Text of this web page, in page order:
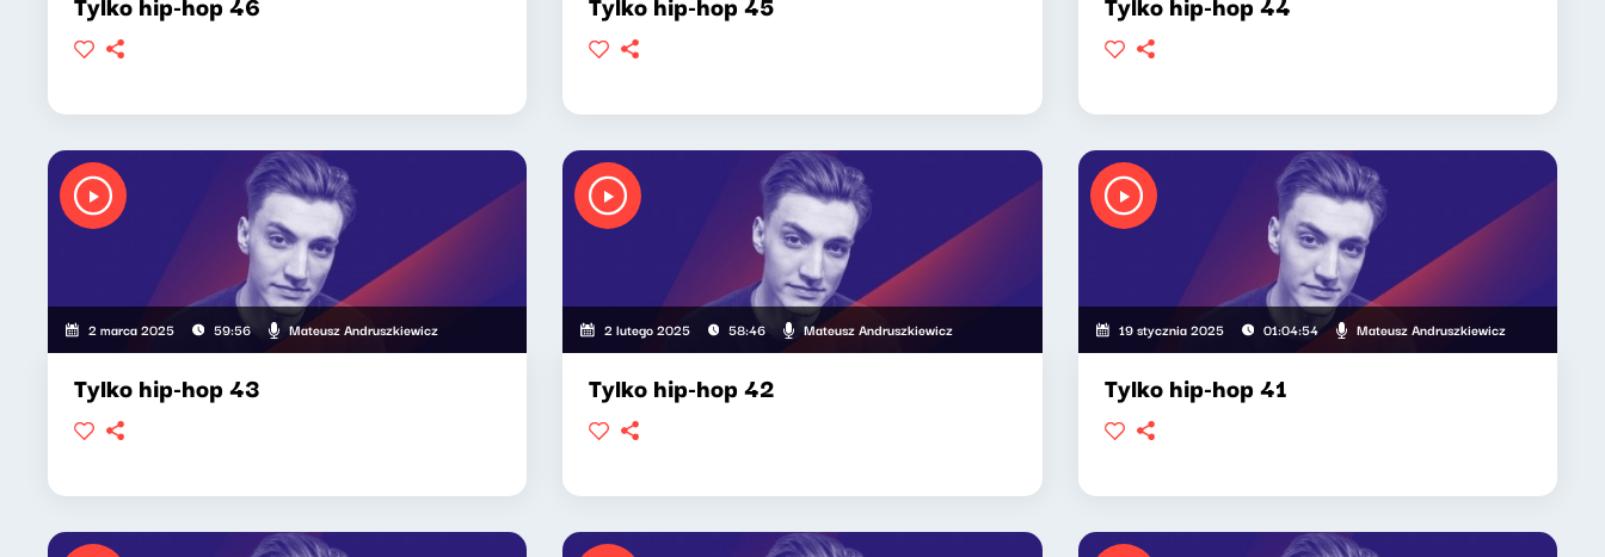
2 marca 2025 59:56 Mateusz Andruszkiewicz
Tylko hip-hop 43
2 lutego 2025 58:46 Mateusz Andruszkiewicz
Tylko hip-hop 42
19 stycznia 2025 01:04:54 Mateusz Andruszkiewicz
Tylko hip-hop 41